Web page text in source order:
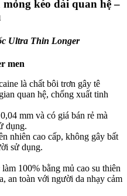
mỏng kéo dài quan hệ –
Ultra Thin Longer
men
là chất bôi trơn gây tê
quan hệ, chống xuất tinh
mm và có giá bán rẻ mà
dụng.
nhiên cao cấp, không gây bất
sử dụng.
100% bằng mủ cao su thiên
an toàn với người da nhạy cảm